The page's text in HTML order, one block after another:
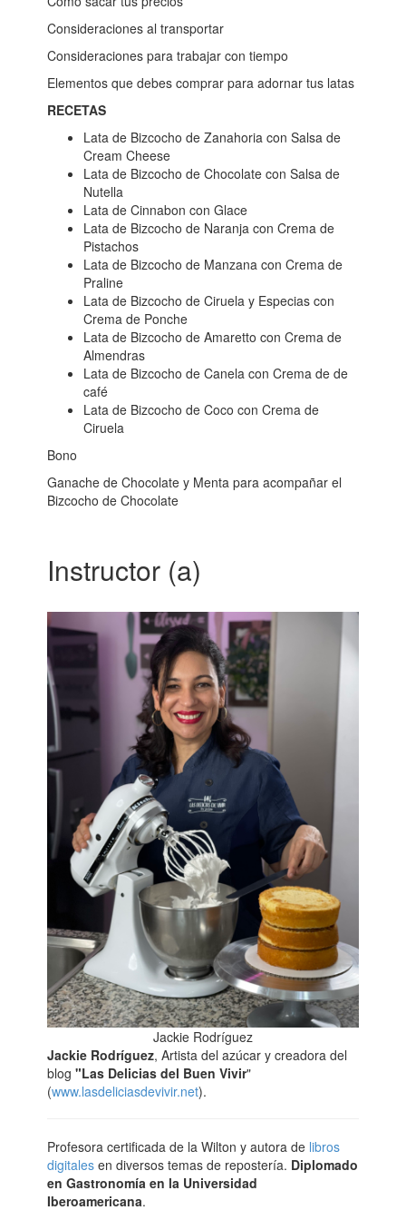
Consideraciones al transportar
Consideraciones para trabajar con tiempo
Elementos que debes comprar para adornar tus latas
RECETAS
Lata de Bizcocho de Zanahoria con Salsa de
Cream Cheese
Lata de Bizcocho de Chocolate con Salsa de
Nutella
Lata de Cinnabon con Glace
Lata de Bizcocho de Naranja con Crema de
Pistachos
Lata de Bizcocho de Manzana con Crema de
Praline
Lata de Bizcocho de Ciruela y Especias con
Crema de Ponche
Lata de Bizcocho de Amaretto con Crema de
Almendras
Lata de Bizcocho de Canela con Crema de de
café
Lata de Bizcocho de Coco con Crema de
Ciruela
Bono
Ganache de Chocolate y Menta para acompañar el
Bizcocho de Chocolate
Instructor (a)
Jackie Rodríguez
Jackie Rodríguez, Artista del azúcar y creadora del
blog"Las Delicias del Buen Vivir"
(www.lasdeliciasdevivir.net).
Profesora certificada de la Wilton y autora de libros
digitales en diversos temas de repostería. Diplomado
en Gastronomía en la Universidad
Iberoamericana.